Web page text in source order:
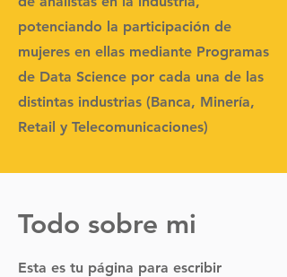
potenciando la participación de
mujeres en ellas mediante Programas
de Data Science por cada una de las
distintas industrias (Banca, Minería,
Retail y Telecomunicaciones)
Todo sobre mi
Esta es tu página para escribir